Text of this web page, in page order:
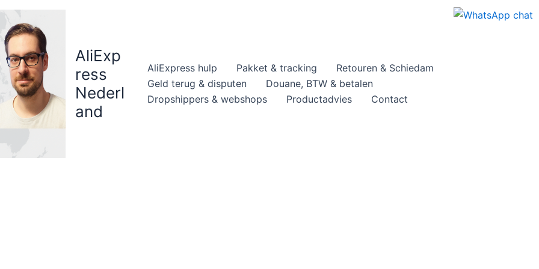
AliExp
ress
Nederl
and
AliExpress hulp Pakket & tracking
Retouren & Schiedam
Geld terug & disputen
Douane, BTW & betalen
Dropshippers & webshops
Productadvies Contact